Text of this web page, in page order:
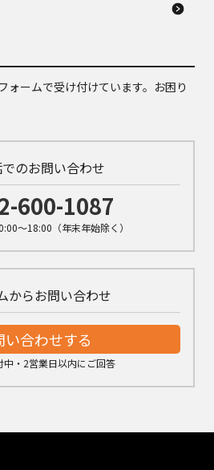
ォームで受け付けています。お困り
のお問い合わせ
600-1087
～18:00（年末年始除く）
からお問い合わせ
い合わせする
中・2営業日以内にご回答